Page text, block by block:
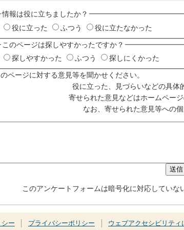
情報は役に立ちましたか？
役に立った
ふつう 役に立たなかった
このページは探しやすかったですか？
探しやすかった
ふつう 探しにくかった
ページに対する意見等を聞かせください。
役に立った、見づらいなどの具体
寄せられた意見などはホームペー
なお、寄せられた意見等への
このアンケートフォームは暗号化に対応していな
ー プライバシーポリシー ウェブアクセシビリティ